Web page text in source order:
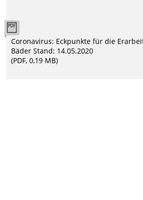
Coronavirus: Eckpunkte für die
Bäder Stand: 14.05.2020
(PDF, 0,19 MB)